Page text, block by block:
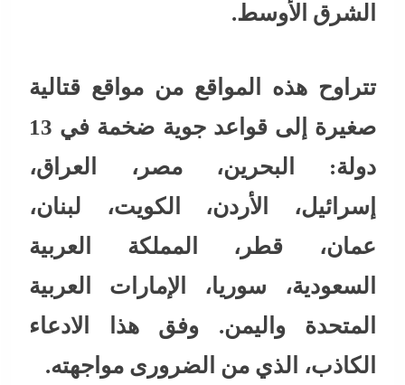
الشرق الأوسط.
تتراوح هذه المواقع من مواقع قتالية
صغيرة إلى قواعد جوية ضخمة في 13
دولة: البحرين، مصر، العراق،
إسرائيل، الأردن، الكويت، لبنان،
عمان، قطر، المملكة العربية
السعودية، سوريا، الإمارات العربية
المتحدة واليمن. وفق هذا الادعاء
الكاذب، الذي من الضرورى مواجهته.